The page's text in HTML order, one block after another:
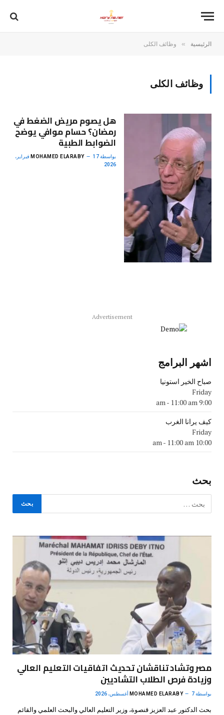
الرئيسية » وظائف الكلى
وظائف الكلى
هل يصوم مريض الضغط في
رمضان؟ حسام موافي يوضح
الضوابط الطبية
بواسطة MOHAMED ELARABY 17 فبراير،
2026
Advertisement
اشهر البرامج
صباح الخير استونيا
Friday
9:00 am
- 11:00 am
كيف يرانا الغرب
Friday
10:00 am
- 11:00 am
بحث
مصر وتشاد تناقشان تحديث اتفاقيات التعليم العالي
وزيادة فرص الطلاب التشاديين
بواسطة MOHAMED ELARABY 7 أغسطس، 2026
بحث الدكتور عبد العزيز قنصوة، وزير التعليم العالي والبحث العلمي والقائم